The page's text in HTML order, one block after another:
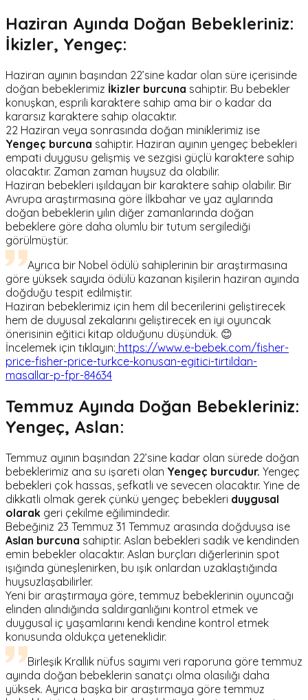
Haziran Ayında Doğan Bebekleriniz:
İkizler, Yengeç:
Haziran ayının başından 22’sine kadar olan süre içerisinde
doğan bebeklerimiz İkizler burcuna sahiptir. Bu bebekler
konuşkan, esprili karaktere sahip ama bir o kadar da
kararsız karaktere sahip olacaktır.
22 Haziran veya sonrasında doğan miniklerimiz ise
Yengeç burcuna sahiptir. Haziran ayının yengeç bebekleri
empati duygusu gelişmiş ve sezgisi güçlü karaktere sahip
olacaktır. Zaman zaman huysuz da olabilir.
Haziran bebekleri ışıldayan bir karaktere sahip olabilir. Bir
Avrupa araştırmasına göre İlkbahar ve yaz aylarında
doğan bebeklerin yılın diğer zamanlarında doğan
bebeklere göre daha olumlu bir tutum sergilediği
görülmüştür.
Ayrıca bir Nobel ödülü sahiplerinin bir araştırmasına
göre yüksek sayıda ödülü kazanan kişilerin haziran ayında
doğduğu tespit edilmiştir.
Haziran bebeklerimiz için hem dil becerilerini geliştirecek
hem de duyusal zekalarını geliştirecek en iyi oyuncak
önerisinin eğitici kitap olduğunu düşündük. 😊
İncelemek için tıklayın: https://www.e-bebek.com/fisher-
price-fisher-price-turkce-konusan-egitici-tirtildan-
masallar-p-fpr-84634
Temmuz Ayında Doğan Bebekleriniz:
Yengeç, Aslan:
Temmuz ayının başından 22’sine kadar olan sürede doğan
bebeklerimiz ana su işareti olan Yengeç burcudur. Yengeç
bebekleri çok hassas, şefkatli ve sevecen olacaktır. Yine de
dikkatli olmak gerek çünkü yengeç bebekleri duygusal
olarak geri çekilme eğilimindedir.
Bebeğiniz 23 Temmuz 31 Temmuz arasında doğduysa ise
Aslan burcuna sahiptir. Aslan bebekleri sadık ve kendinden
emin bebekler olacaktır. Aslan burçları diğerlerinin spot
ışığında güneşlenirken, bu ışık onlardan uzaklaştığında
huysuzlaşabilirler.
Yeni bir araştırmaya göre, temmuz bebeklerinin oyuncağı
elinden alındığında saldırganlığını kontrol etmek ve
duygusal iç yaşamlarını kendi kendine kontrol etmek
konusunda oldukça yeteneklidir.
Birleşik Krallık nüfus sayımı veri raporuna göre temmuz
ayında doğan bebeklerin sanatçı olma olasılığı daha
yüksek. Ayrıca başka bir araştırmaya göre temmuz